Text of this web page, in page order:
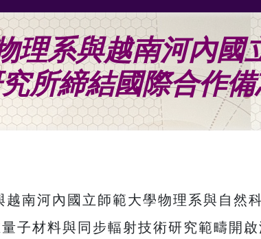
理系與越南河內國
所締結國際合作
南河內國立師範大學物理系與自然
子材料與同步輻射技術研究範疇開啟